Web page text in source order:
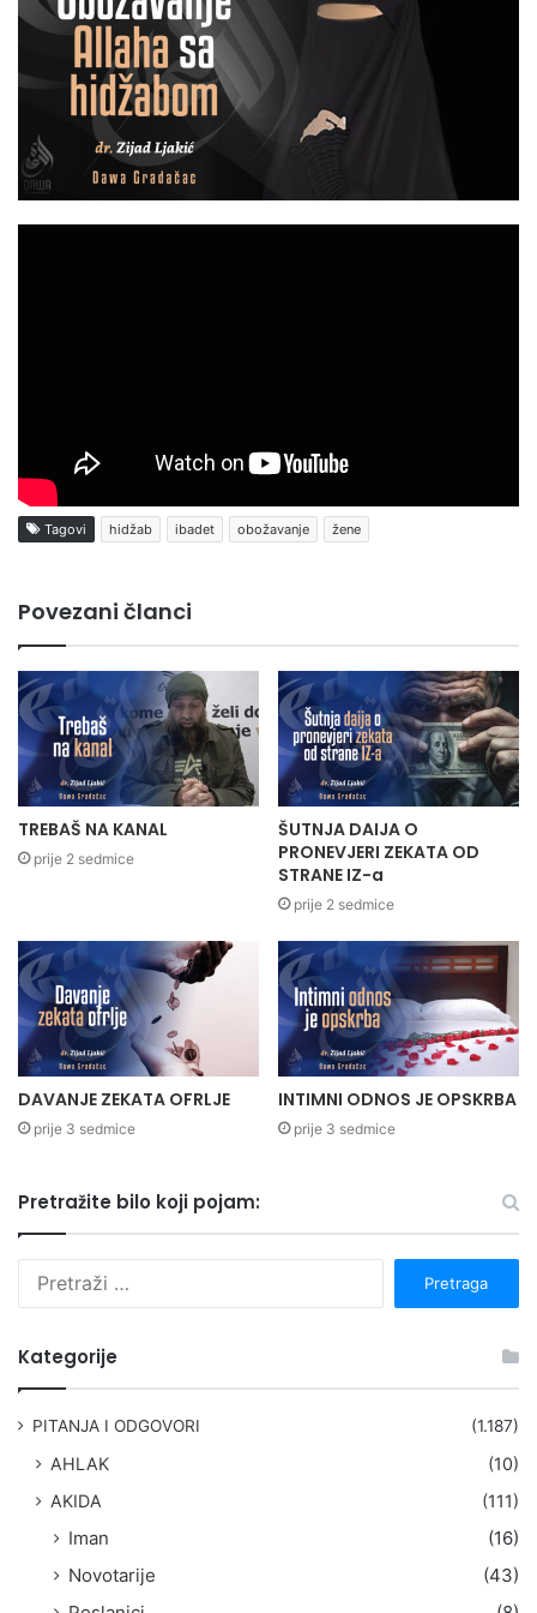
Tagovi hidžab ibadet obožavanje žene
Povezani članci
TREBAŠ NA KANAL
prije 2 sedmice
ŠUTNJA DAIJA O
PRONEVJERI ZEKATA OD
STRANE IZ-a
prije 2 sedmice
DAVANJE ZEKATA OFRLJE
prije 3 sedmice
INTIMNI ODNOS JE OPSKRBA
prije 3 sedmice
Pretražite bilo koji pojam:
Kategorije
PITANJA I ODGOVORI (1.187)
AHLAK
(10)
AKIDA
(111)
Iman
(16)
Novotarije
(43)